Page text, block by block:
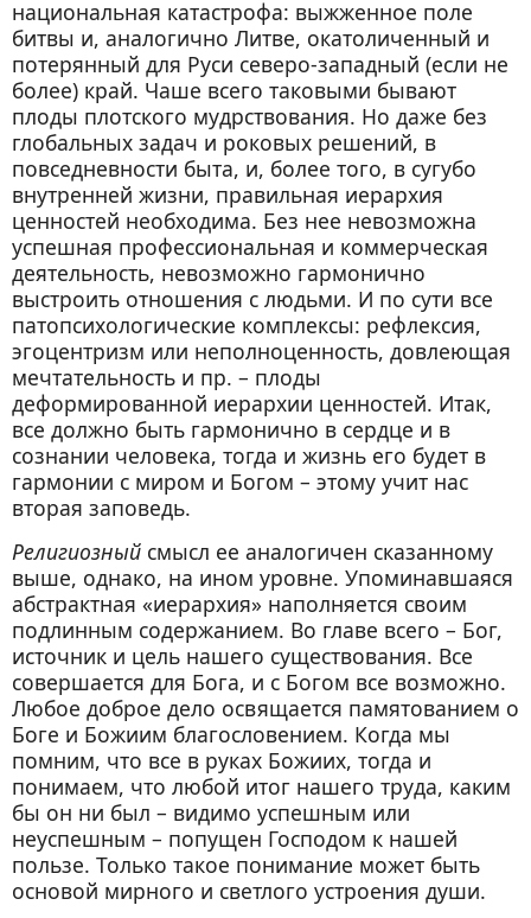
национальная катастрофа: выжженное поле
битвы и, аналогично Литве, окатоличенный и
потерянный для Руси северо-западный (если не
более) край. Чаше всего таковыми бывают
плоды плотского мудрствования. Но даже без
глобальных задач и роковых решений, в
повседневности быта, и, более того, в сугубо
внутренней жизни, правильная иерархия
ценностей необходима. Без нее невозможна
успешная профессиональная и коммерческая
деятельность, невозможно гармонично
выстроить отношения с людьми. И по сути все
патопсихологические комплексы: рефлексия,
эгоцентризм или неполноценность, довлеющая
мечтательность и пр. – плоды
деформированной иерархии ценностей. Итак,
все должно быть гармонично в сердце и в
сознании человека, тогда и жизнь его будет в
гармонии с миром и Богом – этому учит нас
вторая заповедь.
Религиозный смысл ее аналогичен сказанному
выше, однако, на ином уровне. Упоминавшаяся
абстрактная «иерархия» наполняется своим
подлинным содержанием. Во главе всего – Бог,
источник и цель нашего существования. Все
совершается для Бога, и с Богом все возможно.
Любое доброе дело освящается памятованием о
Боге и Божиим благословением. Когда мы
помним, что все в руках Божиих, тогда и
понимаем, что любой итог нашего труда, каким
бы он ни был – видимо успешным или
неуспешным – попущен Господом к нашей
пользе. Только такое понимание может быть
основой мирного и светлого устроения души.